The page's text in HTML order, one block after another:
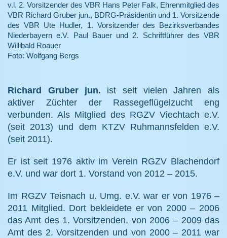
v.l. 2. Vorsitzender des VBR Hans Peter Falk, Ehrenmitglied des
VBR Richard Gruber jun., BDRG-Präsidentin und 1. Vorsitzende
des VBR Ute Hudler, 1. Vorsitzender des Bezirksverbandes
Niederbayern e.V. Paul Bauer und 2. Schriftführer des VBR
Willibald Roauer
Foto: Wolfgang Bergs
Richard Gruber jun.
ist seit vielen Jahren als
aktiver Züchter der Rassegeflügelzucht eng
verbunden. Als Mitglied des RGZV Viechtach e.V.
(seit 2013) und dem KTZV Ruhmannsfelden e.V.
(seit 2011).
Er ist seit 1976 aktiv im Verein RGZV Blachendorf
e.V. und war dort 1. Vorstand von 2012 – 2015.
Im RGZV Teisnach u. Umg. e.V. war er von 1976 –
2011 Mitglied. Dort bekleidete er von 2000 – 2006
das Amt des 1. Vorsitzenden, von 2006 – 2009 das
Amt des 2. Vorsitzenden und von 2000 – 2011 war